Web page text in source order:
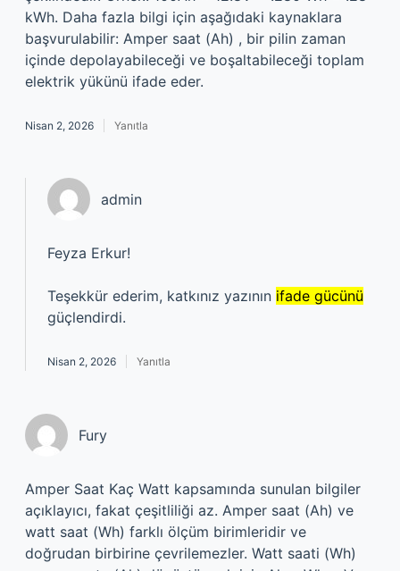
kWh. Daha fazla bilgi için aşağıdaki kaynaklara
başvurulabilir: Amper saat (Ah) , bir pilin zaman
içinde depolayabileceği ve boşaltabileceği toplam
elektrik yükünü ifade eder.
Nisan 2, 2026 Yanıtla
admin
Feyza Erkur!
Teşekkür ederim, katkınız yazının ifade gücünü
güçlendirdi.
Nisan 2, 2026 Yanıtla
Fury
Amper Saat Kaç Watt kapsamında sunulan bilgiler
açıklayıcı, fakat çeşitliliği az. Amper saat (Ah) ve
watt saat (Wh) farklı ölçüm birimleridir ve
doğrudan birbirine çevrilemezler. Watt saati (Wh)